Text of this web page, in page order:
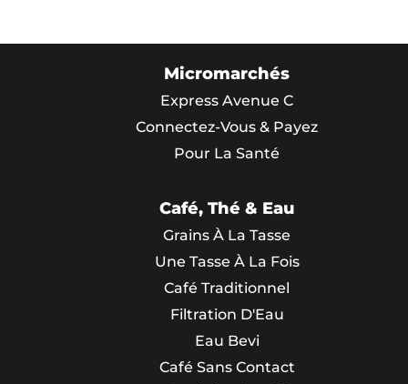
Micromarchés
Express Avenue C
Connectez-Vous & Payez
Pour La Santé
Café, Thé & Eau
Grains À La Tasse
Une Tasse À La Fois
Café Traditionnel
Filtration D'Eau
Eau Bevi
Café Sans Contact